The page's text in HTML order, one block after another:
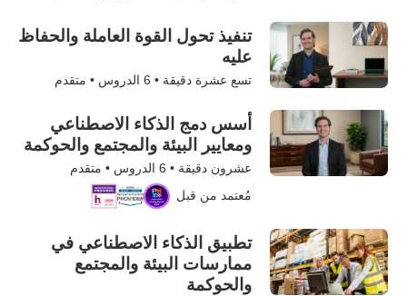
تنفيذ تحول القوة العاملة والحفاظ
عليه
تسع عشرة دقيقة • 6 الدروس • متقدم
أسس دمج الذكاء الاصطناعي
ومعايير البيئة والمجتمع والحوكمة
عشرون دقيقة • 6 الدروس • متقدم
مُعتمد من قبل
تطبيق الذكاء الاصطناعي في
ممارسات البيئة والمجتمع
والحوكمة